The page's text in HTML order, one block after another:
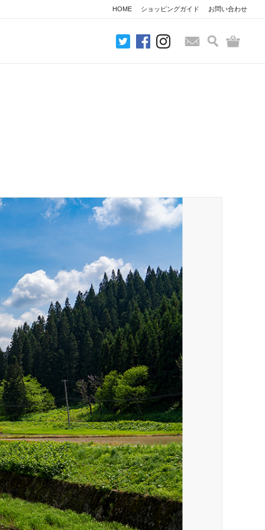
HOME ショッピングガイド お問い合わせ
お問い合わせ
検索